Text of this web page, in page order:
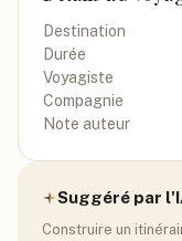
Destination
Durée
Voyagiste
Compagnie
Note auteur
Suggéré par
Construire un